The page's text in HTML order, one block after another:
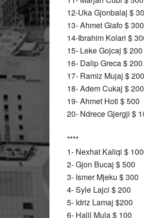
12-Uka Gjonbalaj $
13- Ahmet Giafo $ 300
14-Ibrahim Kolari $
15- Leke Gojcaj $ 200
16- Dalip Greca $ 200
17- Ramiz Mujaj $ 200
18- Adem Cukaj $ 200
19- Ahmet Hoti $ 500
20- Ndrece Gjergji $
****
1- Nexhat Kaliqi $
2- Gjon Bucaj $ 500
3- Ismer Mjeku $ 300
4- Syle Lajci $ 200
5- Idriz Lamaj $200
6- Halil Mula $ 100